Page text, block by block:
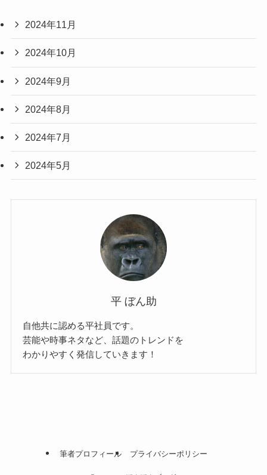
2024年11月
2024年10月
2024年9月
2024年8月
2024年7月
2024年5月
平 ぼん助
自他共に認める平社員です。
芸能や時事ネタなど、話題のトレンドを
わかりやすく発信していきます！
筆者プロフィール プライバシーポリシー